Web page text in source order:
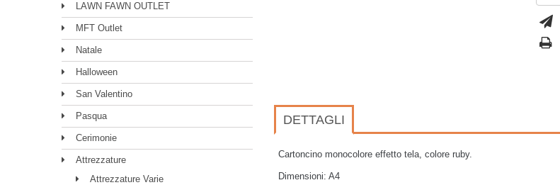
LAWN FAWN OUTLET
MFT Outlet
Natale
Halloween
San Valentino
Pasqua
Cerimonie
Attrezzature
Attrezzature Varie
DETTAGLI
Cartoncino monocolore effetto tela, colore ruby.
Dimensioni: A4